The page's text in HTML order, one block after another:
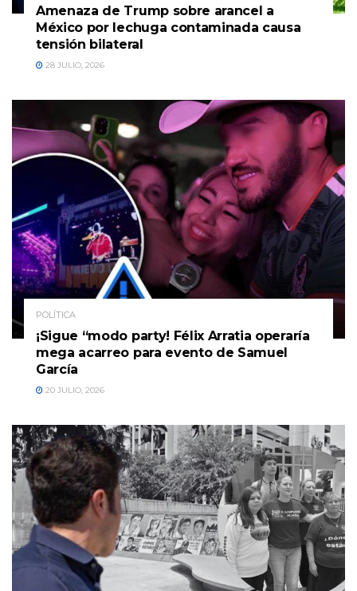
Amenaza de Trump sobre arancel a
México por lechuga contaminada causa
tensión bilateral
28 JULIO, 2026
POLÍTICA
¡Sigue “modo party! Félix Arratia operaría
mega acarreo para evento de Samuel
García
20 JULIO, 2026